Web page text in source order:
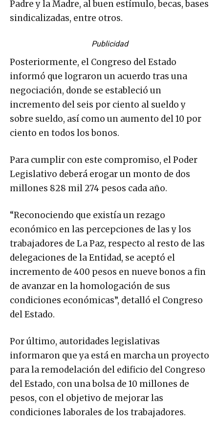
Padre y la Madre, al buen estímulo, becas, bases
sindicalizadas, entre otros.
Publicidad
Posteriormente, el Congreso del Estado
informó que lograron un acuerdo tras una
negociación, donde se estableció un
incremento del seis por ciento al sueldo y
sobre sueldo, así como un aumento del 10 por
ciento en todos los bonos.
Para cumplir con este compromiso, el Poder
Legislativo deberá erogar un monto de dos
millones 828 mil 274 pesos cada año.
“Reconociendo que existía un rezago
económico en las percepciones de las y los
trabajadores de La Paz, respecto al resto de las
delegaciones de la Entidad, se aceptó el
incremento de 400 pesos en nueve bonos a fin
de avanzar en la homologación de sus
condiciones económicas”, detalló el Congreso
del Estado.
Por último, autoridades legislativas
informaron que ya está en marcha un proyecto
para la remodelación del edificio del Congreso
del Estado, con una bolsa de 10 millones de
pesos, con el objetivo de mejorar las
condiciones laborales de los trabajadores.